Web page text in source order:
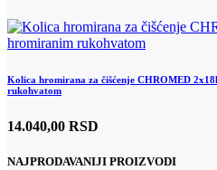
Kolica hromirana za čišćenje CHROMED
rukohvatom
14.040,00 RSD
NAJPRODAVANIJI PROIZVODI